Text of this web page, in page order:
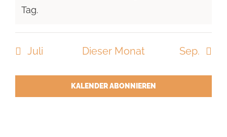
Hinweis
Tag.
Juli Dieser Monat Sep.
KALENDER ABONNIEREN